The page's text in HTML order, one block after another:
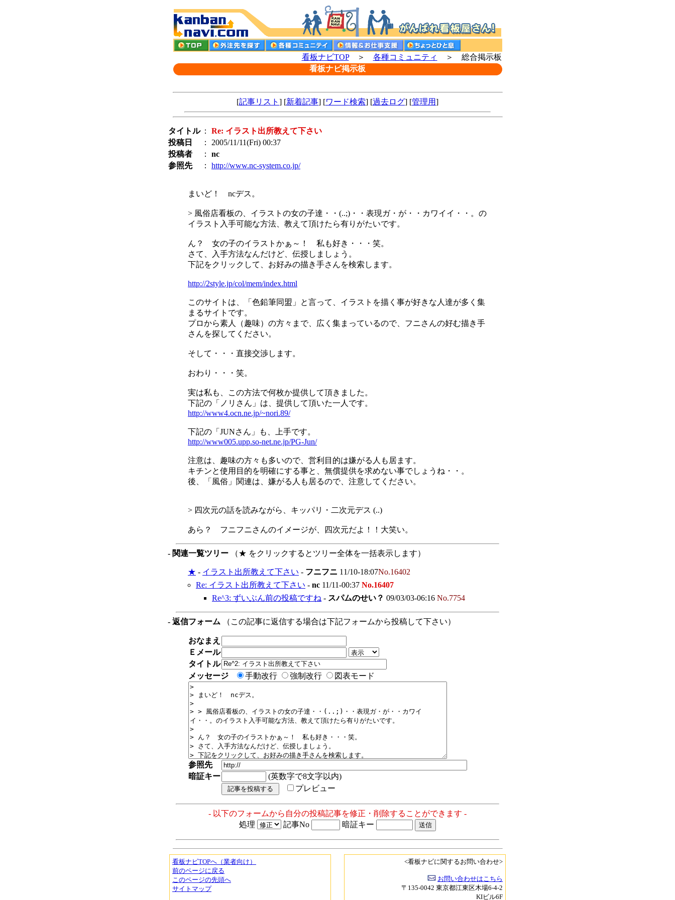
看板ナビTOP＞ 各種コミュニティ
＞ 総合掲示板
看板ナビ掲示板
[記事リスト ] [新着記事] [ワード検索] [過去ログ] [管理用]
タイトル ： Re: イラスト出所教えて下さい
投稿日
： 2005/11/11(Fri) 00:37
投稿者
： nc
参照先
： http://www.nc-system.co.jp/
まいど！ ncデス。
> 風俗店看板の、イラストの女の子達・・(..;)・・表現ガ・が・・カワイイ・・。の
イラスト入手可能な方法、教えて頂けたら有りがたいです。
ん？ 女の子のイラストかぁ～！ 私も好き・・・笑。
さて、入手方法なんだけど、伝授しましょう。
下記をクリックして、お好みの描き手さんを検索します。
http://2style.jp/col/mem/index.html
このサイトは、「色鉛筆同盟」と言って、イラストを描く事が好きな人達が多く集
まるサイトです。
プロから素人（趣味）の方々まで、広く集まっているので、フニさんの好む描き手
さんを探してください。
そして・・・直接交渉します。
おわり・・・笑。
実は私も、この方法で何枚か提供して頂きました。
下記の「ノリさん」は、提供して頂いた一人です。
http://www4.ocn.ne.jp/~nori.89/
下記の「JUNさん」も、上手です。
http://www005.upp.so-net.ne.jp/PG-Jun/
注意は、趣味の方々も多いので、営利目的は嫌がる人も居ます。
キチンと使用目的を明確にする事と、無償提供を求めない事でしょうね・・。
後、「風俗」関連は、嫌がる人も居るので、注意してください。
> 四次元の話を読みながら、キッパリ・二次元デス (..)
あら？ フニフニさんのイメージが、四次元だよ！！大笑い。
- 関連一覧ツリー （★ をクリックするとツリー全体を一括表示します）
★ - イラスト出所教えて下さい - フニフニ 11/10-18:07No.16402
Re: イラスト出所教えて下さい - nc 11/11-00:37 No.16407
Re^3: ずいぶん前の投稿ですね - スパムのせい？ 09/03/03-06:16 No.7754
- 返信フォーム （この記事に返信する場合は下記フォームから投稿して下さい）
おなまえ
Ｅメール
タイトル
メッセージ
手動改行 強制改行 図表モード
参照先
暗証キー
(英数字で8文字以内)
プレビュー
- 以下のフォームから自分の投稿記事を修正・削除することができます -
処理
記事No 暗証キー
看板ナビTOPへ（業者向け）
前のページに戻る
このページの先頭へ
サイトマップ
<看板ナビに関するお問い合わせ>
お問い合わせはこちら
〒135-0042 東京都江東区木場6-4-2
KIビル6F